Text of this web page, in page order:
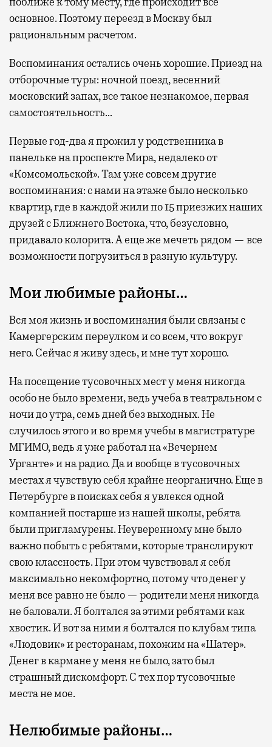
основное. Поэтому переезд в Москву был
рациональным расчетом.
Воспоминания остались очень хорошие. Приезд на
отборочные туры: ночной поезд, весенний
московский запах, все такое незнакомое, первая
самостоятельность…
Первые год-два я прожил у родственника в
панельке на проспекте Мира, недалеко от
«Комсомольской». Там уже совсем другие
воспоминания: с нами на этаже было несколько
квартир, где в каждой жили по 15 приезжих наших
друзей с Ближнего Востока, что, безусловно,
придавало колорита. А еще же мечеть рядом — все
возможности погрузиться в разную культуру.
Мои любимые районы…
Вся моя жизнь и воспоминания были связаны с
Камергерским переулком и со всем, что вокруг
него. Сейчас я живу здесь, и мне тут хорошо.
На посещение тусовочных мест у меня никогда
особо не было времени, ведь учеба в театральном с
ночи до утра, семь дней без выходных. Не
случилось этого и во время учебы в магистратуре
МГИМО, ведь я уже работал на «Вечернем
Урганте» и на радио. Да и вообще в тусовочных
местах я чувствую себя крайне неорганично. Еще в
Петербурге в поисках себя я увлекся одной
компанией постарше из нашей школы, ребята
были пригламурены. Неуверенному мне было
важно побыть с ребятами, которые транслируют
свою классность. При этом чувствовал я себя
максимально некомфортно, потому что денег у
меня все равно не было — родители меня никогда
не баловали. Я болтался за этими ребятами как
хвостик. И вот за ними я болтался по клубам типа
«Людовик» и ресторанам, похожим на «Шатер».
Денег в кармане у меня не было, зато был
страшный дискомфорт. С тех пор тусовочные
места не мое.
Нелюбимые районы…